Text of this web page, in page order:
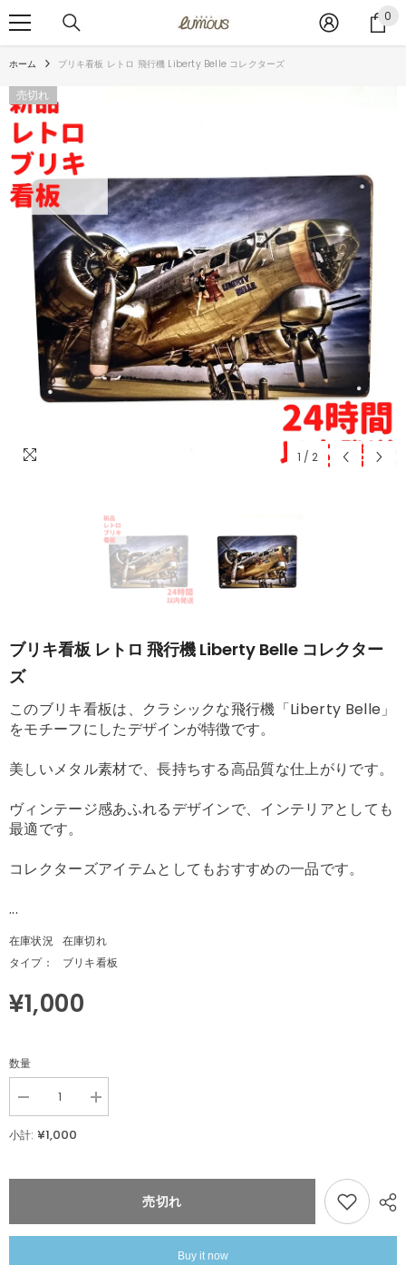
コンテンツへスキップ 0
ホーム ブリキ看板 レトロ 飛行機 Liberty Belle コレクターズ
売切れ
1 / 2
ブリキ看板 レトロ 飛行機 Liberty Belle コレクター
ズ
このブリキ看板は、クラシックな飛行機「Liberty Belle」
をモチーフにしたデザインが特徴です。
美しいメタル素材で、長持ちする高品質な仕上がりです。
ヴィンテージ感あふれるデザインで、インテリアとしても
最適です。
コレクターズアイテムとしてもおすすめの一品です。
...
在庫状況 在庫切れ
タイプ：
ブリキ看板
¥1,000
数量
Decrease
quantity
for
ブ
キ
レ
Increase
quantity
キ
レ
小計: ¥1,000
売切れ
Buy it now